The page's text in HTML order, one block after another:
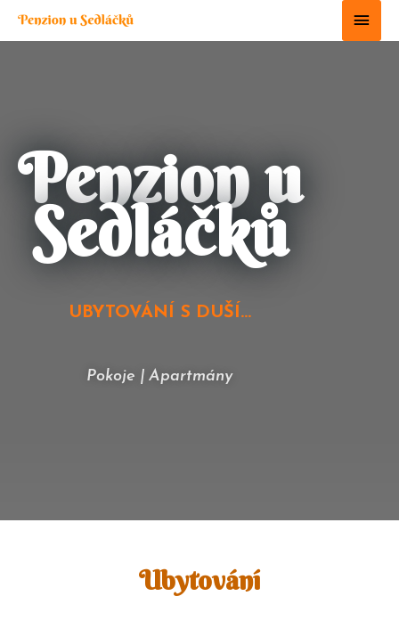
Penzion u
Sedláčků
UBYTOVÁNÍ S DUŠÍ...
Pokoje | Apartmány
Ubytování